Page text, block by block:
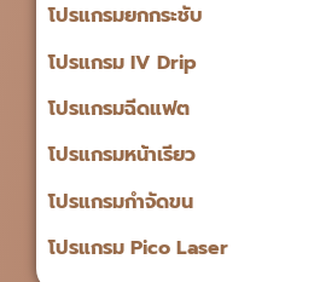
โปรแกรมยกกระชับ
โปรแกรม IV Drip
โปรแกรมฉีดแฟต
โปรแกรมหน้าเรียว
โปรแกรมกำจัดขน
โปรแกรม Pico Laser